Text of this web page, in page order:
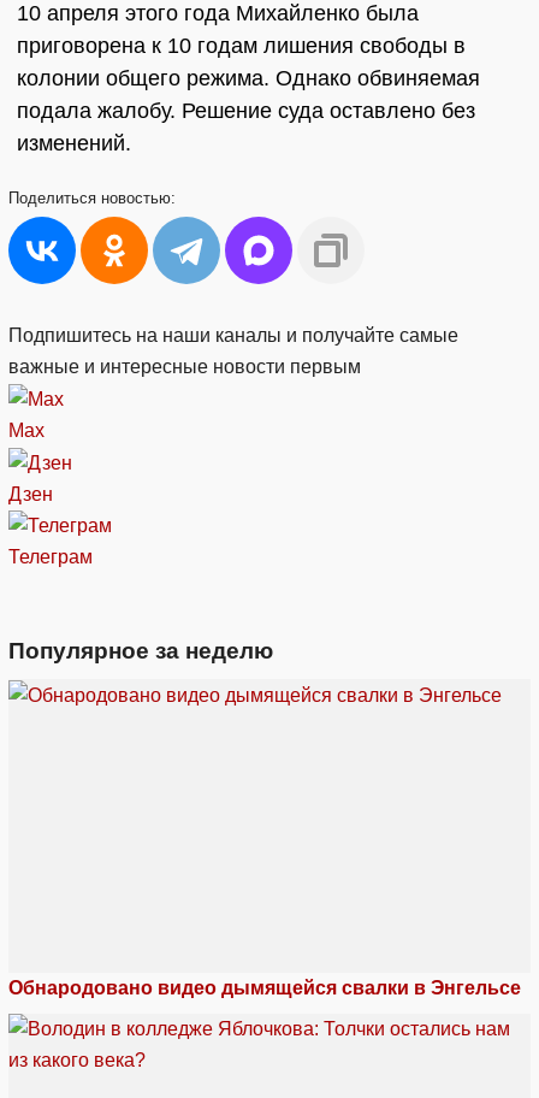
10 апреля этого года Михайленко была
приговорена к 10 годам лишения свободы в
колонии общего режима. Однако обвиняемая
подала жалобу. Решение суда оставлено без
изменений.
Поделиться новостью:
Подпишитесь на наши каналы и получайте самые
важные и интересные новости первым
Max
Дзен
Телеграм
Популярное за неделю
Обнародовано видео дымящейся свалки в Энгельсе